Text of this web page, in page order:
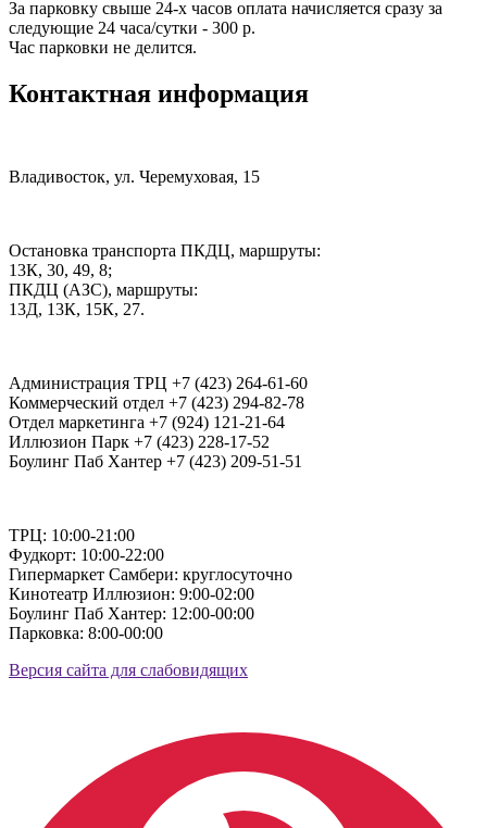
За парковку свыше 24-х часов оплата начисляется сразу за
следующие 24 часа/сутки - 300 р.
Час парковки не делится.
Контактная информация
Владивосток, ул. Черемуховая, 15
Остановка транспорта ПКДЦ, маршруты:
13К, 30, 49, 8;
ПКДЦ (АЗС), маршруты:
13Д, 13К, 15К, 27.
Администрация ТРЦ +7 (423) 264-61-60
Коммерческий отдел +7 (423) 294-82-78
Отдел маркетинга +7 (924) 121-21-64
Иллюзион Парк +7 (423) 228-17-52
Боулинг Паб Хантер +7 (423) 209-51-51
ТРЦ: 10:00-21:00
Фудкорт: 10:00-22:00
Гипермаркет Самбери: круглосуточно
Кинотеатр Иллюзион: 9:00-02:00
Боулинг Паб Хантер: 12:00-00:00
Парковка: 8:00-00:00
Версия сайта для слабовидящих